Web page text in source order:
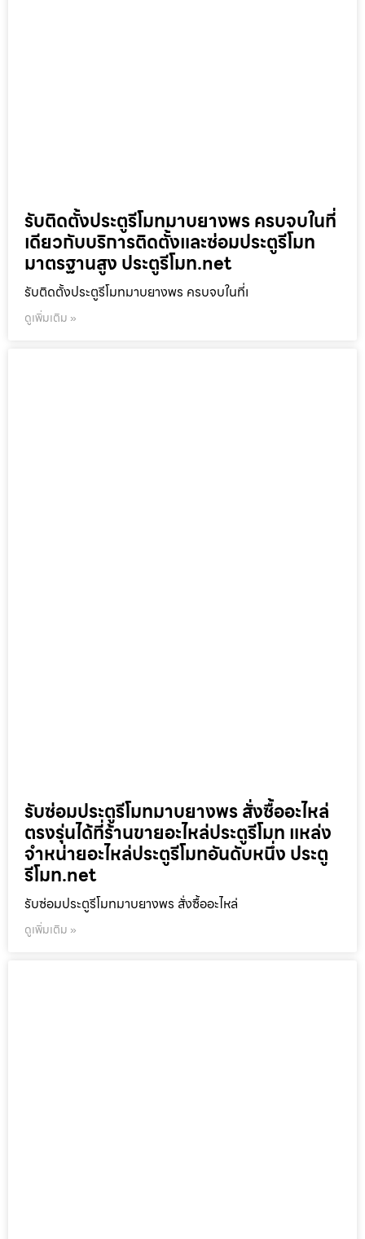
รับติดตั้งประตูรีโมทมาบยางพร ครบจบในที่
เดียวกับบริการติดตั้งและซ่อมประตูรีโมท
มาตรฐานสูง ประตูรีโมท.net
รับติดตั้งประตูรีโมทมาบยางพร ครบจบในที่เ
ดูเพิ่มเติม »
รับซ่อมประตูรีโมทมาบยางพร สั่งซื้ออะไหล่
ตรงรุ่นได้ที่ร้านขายอะไหล่ประตูรีโมท แหล่ง
จำหน่ายอะไหล่ประตูรีโมทอันดับหนึ่ง ประตู
รีโมท.net
รับซ่อมประตูรีโมทมาบยางพร สั่งซื้ออะไหล่
ดูเพิ่มเติม »